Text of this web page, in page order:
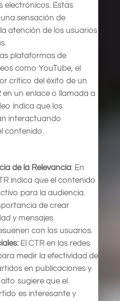
electrónicos. Estas
sensación de
atención de los usuarios
plataformas de
como YouTube, el
crítico del éxito de un
en un enlace o llamada a
indica que los
interactuando
contenido.
de la Relevancia: En
indica que el contenido
para la audiencia.
de crear
y mensajes
con los usuarios.
El CTR en las redes
medir la efectividad de
en publicaciones y
sugiere que el
es interesante y